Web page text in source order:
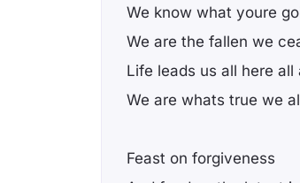
We know what youre
We are the fallen we
Life leads us all here all
We are whats true we
Feast on forgiveness